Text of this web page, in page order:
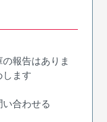
報告はありま
ます
合わせる